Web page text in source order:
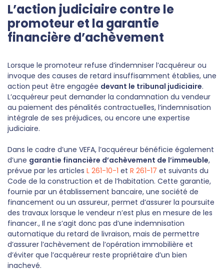
L’action judiciaire contre le
promoteur et la garantie
financière d’achèvement
Lorsque le promoteur refuse d’indemniser l’acquéreur ou
invoque des causes de retard insuffisamment établies, une
action peut être engagée devant le tribunal judiciaire.
L’acquéreur peut demander la condamnation du vendeur
au paiement des pénalités contractuelles, l’indemnisation
intégrale de ses préjudices, ou encore une expertise
judiciaire.
Dans le cadre d’une VEFA, l’acquéreur bénéficie également
d’une garantie financière d’achèvement de l’immeuble,
prévue par les articles L 261-10-1 et R 261-17 et suivants du
Code de la construction et de l’habitation. Cette garantie,
fournie par un établissement bancaire, une société de
financement ou un assureur, permet d’assurer la poursuite
des travaux lorsque le vendeur n’est plus en mesure de les
financer., Il ne s’agit donc pas d’une indemnisation
automatique du retard de livraison, mais de permettre
d’assurer l’achèvement de l’opération immobilière et
d’éviter que l’acquéreur reste propriétaire d’un bien
inachevé.
CONFIGURER REFUSER
ACCEPTER